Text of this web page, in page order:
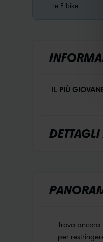
le E-bike.
IL PIÙ
Trova
per